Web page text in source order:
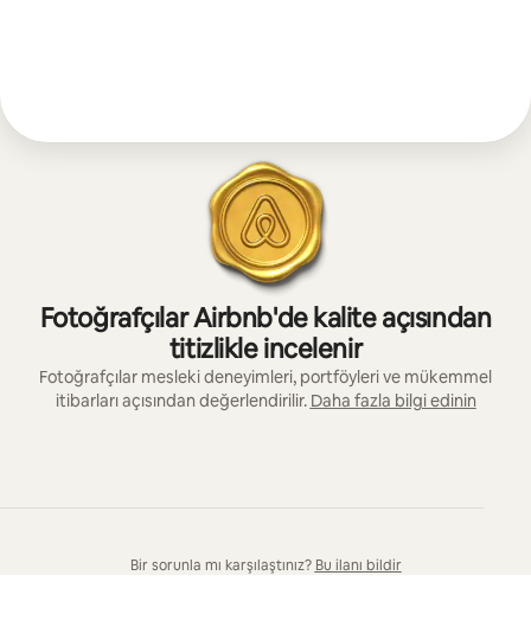
Fotoğrafçılar Airbnb'de kalite açısından
titizlikle incelenir
Fotoğrafçılar mesleki deneyimleri, portföyleri ve mükemmel
itibarları açısından değerlendirilir. Daha fazla bilgi edinin
Bir sorunla mı karşılaştınız? Bu ilanı bildir